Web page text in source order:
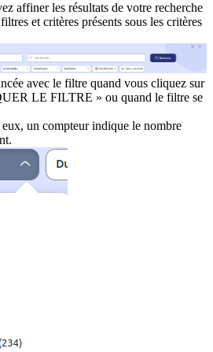
affiner les résultats de votre recherche
et critères présents sous les critères
avec le filtre quand vous cliquez sur
LE FILTRE » ou quand le filtre se
un compteur indique le nombre